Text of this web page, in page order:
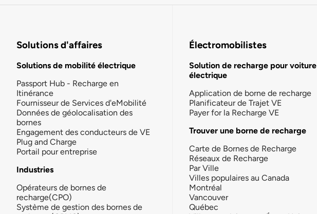
Solutions d'affaires
Solutions de mobilité électrique
Passport Hub - Recharge en
Itinérance
Fournisseur de Services d'eMobilité
Données de géolocalisation des
bornes
Engagement des conducteurs de VE
Plug and Charge
Portail pour entreprise
Industries
Opérateurs de bornes de
recharge(CPO)
Système de gestion des bornes de
Électromobilistes
Solution de recharge pour voiture
électrique
Application de borne de recharge
Planificateur de Trajet VE
Payer for la Recharge VE
Trouver une borne de recharge
Carte de Bornes de Recharge
Réseaux de Recharge
Par Ville
Villes populaires au Canada
Montréal
Vancouver
Québec